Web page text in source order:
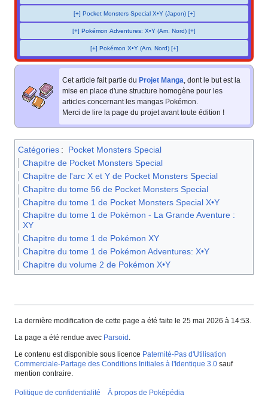
[+] Pocket Monsters Special X•Y (Japon) [+]
[+] Pokémon Adventures: X•Y (Am. Nord) [+]
[+] Pokémon X•Y (Am. Nord) [+]
Cet article fait partie du Projet Manga, dont le but est la
mise en place d'une structure homogène pour les
articles concernant les mangas Pokémon.
Merci de lire la page du projet avant toute édition !
Catégories :
Pocket Monsters Special
Chapitre de Pocket Monsters Special
Chapitre de l'arc X et Y de Pocket Monsters Special
Chapitre du tome 56 de Pocket Monsters Special
Chapitre du tome 1 de Pocket Monsters Special X•Y
Chapitre du tome 1 de Pokémon - La Grande Aventure :
XY
Chapitre du tome 1 de Pokémon XY
Chapitre du tome 1 de Pokémon Adventures: X•Y
Chapitre du volume 2 de Pokémon X•Y
La dernière modification de cette page a été faite le 25 mai 2026 à 14:53.
La page a été rendue avec Parsoid
Le contenu est disponible sous licence Paternité-Pas d'Utilisation
Commerciale-Partage des Conditions Initiales à l'Identique 3.0 sauf
mention contraire.
Politique de confidentialité À propos de Poképédia